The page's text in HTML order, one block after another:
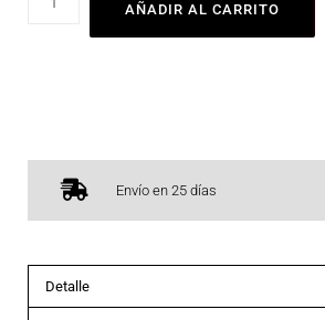
AÑADIR AL CARRITO
Envío en 25 días
Detalle